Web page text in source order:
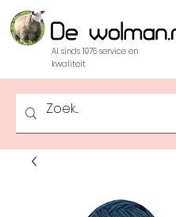
Al sinds 1976 service en
kwaliteit